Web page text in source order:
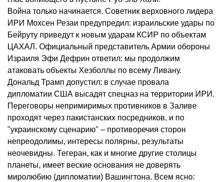
Война только начинается. Советник верховного лидера
ИРИ Мохсен Резаи предупредил: израильские удары по
Бейруту приведут к новым ударам КСИР по объектам
ЦАХАЛ. Официальный представитель Армии обороны
Израиля Эфи Дефрин ответил: мы продолжим
атаковать объекты Хезболлы по всему Ливану.
Дональд Трамп допустил: в случае провала
дипломатии США высадят спецназ на территории ИРИ.
Переговоры непримиримых противников в Заливе
проходят через пакистанских посредников, и по
"украинскому сценарию" – противоречия сторон
непреодолимы, интересы полярны, результаты
неочевидны. Тегеран, как и многие другие столицы
планеты, имеет веские основания не доверять
миролюбию (дипломатии) Вашингтона. Всем ясно: